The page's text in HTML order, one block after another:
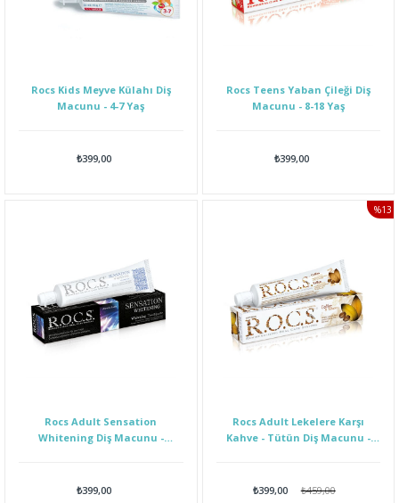
Rocs Kids Meyve Külahı Diş
Macunu - 4-7 Yaş
₺399,00
Rocs Teens Yaban Çileği Diş
Macunu - 8-18 Yaş
₺399,00
Rocs Adult Sensation
Whitening Diş Macunu -
₺399,00
Rocs Adult Lekelere Karşı
Kahve - Tütün Diş Macunu -
₺399,00 ₺459,00
%13